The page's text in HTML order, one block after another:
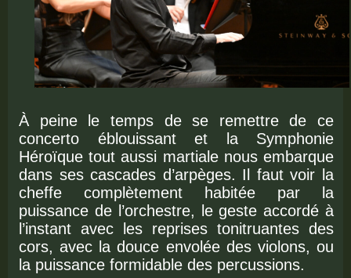
À peine le temps de se remettre de ce
concerto éblouissant et la Symphonie
Héroïque tout aussi martiale nous embarque
dans ses cascades d’arpèges. Il faut voir la
cheffe complètement habitée par la
puissance de l’orchestre, le geste accordé à
l’instant avec les reprises tonitruantes des
cors, avec la douce envolée des violons, ou
la puissance formidable des percussions.